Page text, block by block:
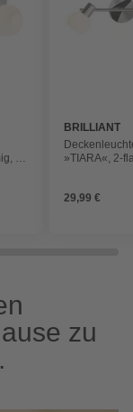
40
BRILLIANT
»TIARA«, 2-
29,99 €
zu